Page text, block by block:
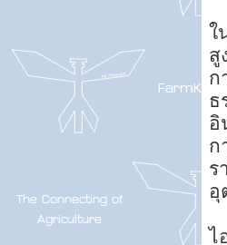
ใ
สู
ก
ธ
อิ
ก
ร
อุ
ไ